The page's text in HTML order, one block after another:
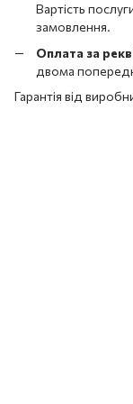
Вартість
замовлення.
Оплата за
двома
Гарантія від